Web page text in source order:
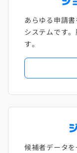
あらゆる申請
システムです
す。
候補者データ